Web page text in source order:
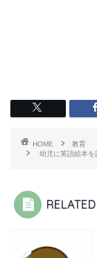
HOME
教育
幼児に英語絵本を